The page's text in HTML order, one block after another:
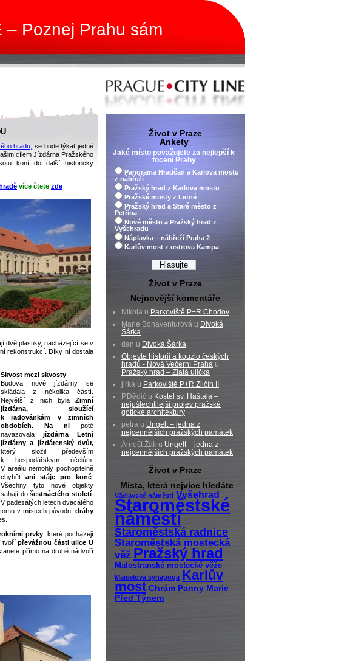
– Poznej Prahu sám
hradu, se bude týkat jedné
cílem Jízdárna Pražského
koní do další historicky
více čtete zde
dvě plastiky, nacházející se v
rekonstrukcí. Díky ní dostala
Skvost mezi skvosty:
Budova nové jízdárny se
skládala z několika částí.
Největší z nich byla Zimní
jízdárna, sloužící
k radovánkám v zimních
obdobích. Na ni poté
navazovala jízdárna Letní
jízdárny a jízdárenský dvůr,
který složil především
k hospodářským účelům.
V areálu nemohly pochopitelně
chybět ani stáje pro koně
Všechny tyto nové objekty
sahají došestnáctého století
V padesátých letech dvacátého
v místech původní dráhy
prvky , které pocházejí
tvořípřevážnou části ulice U
přímo na druhé nádvoří
Život v Praze
Ankety
Jaké místo považujete za nejlepší k
focení Prahy
Panorama Hradčan a Karlova mostu
z nábřeží
Pražský hrad z Karlova mostu
Pražské mosty z Letné
Pražský hrad a Staré město z
Petřína
Nové město a Pražský hrad z
Vyšehradu
Náplavka – nábřeží Praha 2
Karlův most z ostrova Kampa
Život v Praze
Nejnovější komentáře
Nikola u Parkoviště P+R Chodov
Marie Bonaventurová u Divoká
Šárka
dan u Divoká Šárka
Objevte historii a kouzlo českých
hradů - Nová Večerní Praha u
Pražský hrad – Zlatá ulička
jirka u Parkoviště P+R Zličín II
P.Dědič u Kostel sv. Haštala –
nejušlechtilejší projev pražské
gotické architektury
petra u Ungelt – jedna z
nejcennějších pražských památek
Arnošt Žák u Ungelt – jedna z
nejcennějších pražských památek
Život v Praze
Místa, která nejvíce hledáte
Václavské náměstí Vyšehrad
Staroměstské
náměstí
Staroměstská radnice
Staroměstská mostecká
věž Pražský hrad
Malostranské mostecké věže
Maiselova synagoga Karlův
most Chrám Panny Marie
Před Týnem